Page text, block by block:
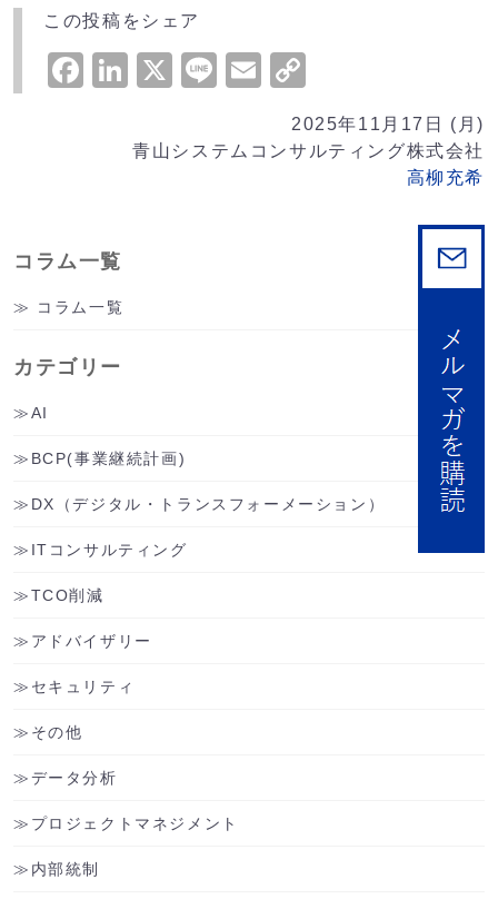
この投稿をシェア
Facebook
LinkedIn
X LineEmail
Link
2025年11月17日 (月)
青山システムコンサルティング株式会社
高柳充希
コラム一覧
コラム一覧
カテゴリー
AI
BCP(事業継続計画)
DX（デジタル・トランスフォーメーション）
ITコンサルティング
TCO削減
アドバイザリー
セキュリティ
その他
データ分析
プロジェクトマネジメント
内部統制